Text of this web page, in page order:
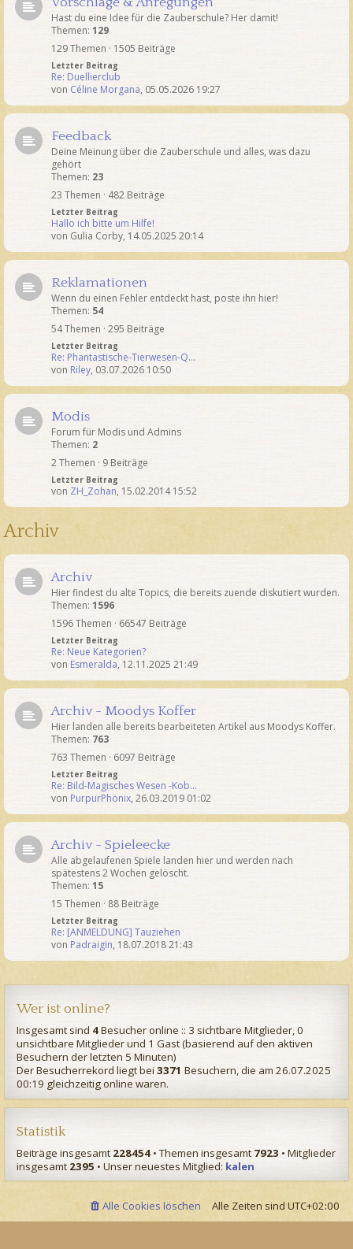
Hast du eine Idee für die Zauberschule? Her damit!
Themen: 129
129 Themen · 1505 Beiträge
Letzter Beitrag
Re: Duellierclub
von Céline Morgana, 05.05.2026 19:27
Feedback
Deine Meinung über die Zauberschule und alles, was dazu
gehört
Themen: 23
23 Themen · 482 Beiträge
Letzter Beitrag
Hallo ich bitte um Hilfe!
von Gulia Corby, 14.05.2025 20:14
Reklamationen
Wenn du einen Fehler entdeckt hast, poste ihn hier!
Themen: 54
54 Themen · 295 Beiträge
Letzter Beitrag
Re: Phantastische-Tierwesen-Q…
von Riley, 03.07.2026 10:50
Modis
Forum für Modis und Admins
Themen: 2
2 Themen · 9 Beiträge
Letzter Beitrag
von ZH_Zohan, 15.02.2014 15:52
Archiv
Archiv
Hier findest du alte Topics, die bereits zuende diskutiert wurden.
Themen: 1596
1596 Themen · 66547 Beiträge
Letzter Beitrag
Re: Neue Kategorien?
von Esmeralda, 12.11.2025 21:49
Archiv - Moodys Koffer
Hier landen alle bereits bearbeiteten Artikel aus Moodys Koffer.
Themen: 763
763 Themen · 6097 Beiträge
Letzter Beitrag
Re: Bild-Magisches Wesen -Kob…
von PurpurPhönix, 26.03.2019 01:02
Archiv - Spieleecke
Alle abgelaufenen Spiele landen hier und werden nach
spätestens 2 Wochen gelöscht.
Themen: 15
15 Themen · 88 Beiträge
Letzter Beitrag
Re: [ANMELDUNG] Tauziehen
von Padraigin, 18.07.2018 21:43
Wer ist online?
Insgesamt sind 4Besucher online :: 3 sichtbare Mitglieder, 0
unsichtbare Mitglieder und 1 Gast (basierend auf den aktiven
Besuchern der letzten 5 Minuten)
Der Besucherrekord liegt bei 3371 Besuchern, die am 26.07.2025
00:19 gleichzeitig online waren.
Statistik
Beiträge insgesamt 228454 • Themen insgesamt 7923 • Mitglieder
insgesamt 2395 • Unser neuestes Mitglied: kalen
Alle Zeiten sind UTC+02:00
Alle Cookies löschen